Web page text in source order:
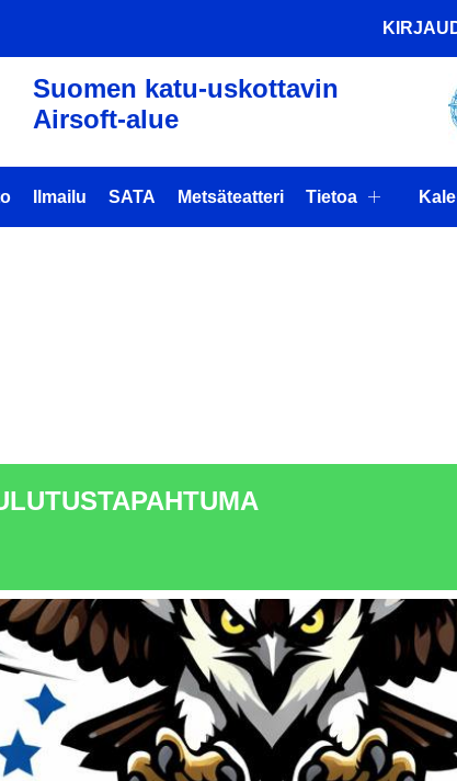
Suomen katu-uskottavin
Airsoft-alue
Ilmailu SATA Metsäteatteri Tietoa